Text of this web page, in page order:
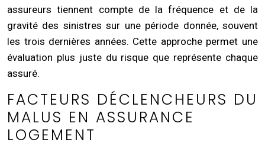
assureurs tiennent compte de la fréquence et de la
gravité des sinistres sur une période donnée, souvent
les trois dernières années. Cette approche permet une
évaluation plus juste du risque que représente chaque
assuré.
FACTEURS DÉCLENCHEURS DU
MALUS EN ASSURANCE
LOGEMENT